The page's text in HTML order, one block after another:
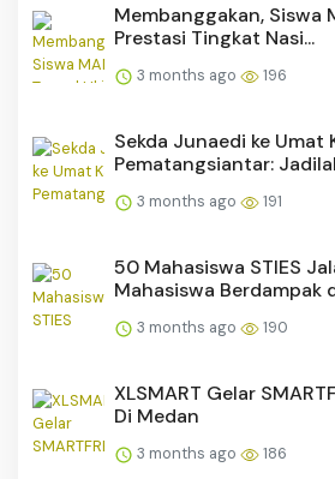
Membanggakan, Siswa
Prestasi Tingkat Nasi...
3 months ago 196
Sekda Junaedi ke Umat
Pematangsiantar:
3 months ago 191
50 Mahasiswa STIES
Mahasiswa Berdampak
3 months ago 190
XLSMART Gelar
Di Medan
3 months ago 186